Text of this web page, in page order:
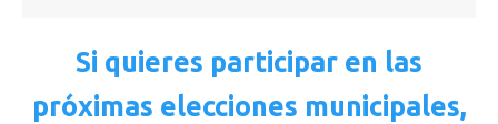
Si quieres participar en las
próximas elecciones municipales,